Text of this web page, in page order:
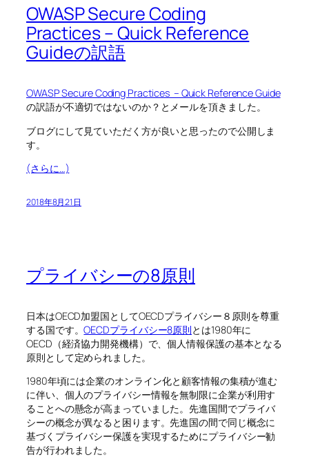
OWASP Secure Coding
Practices – Quick Reference
Guideの訳語
OWASP Secure Coding Practices – Quick Reference Guide
の訳語が不適切ではないのか？とメールを頂きました。
ブログにして見ていただく方が良いと思ったので公開しま
す。
(さらに…)
2018年8月21日
プライバシーの8原則
日本はOECD加盟国としてOECDプライバシー８原則を尊重
する国です。OECDプライバシー8原則とは1980年に
OECD（経済協力開発機構）で、個人情報保護の基本となる
原則として定められました。
1980年頃には企業のオンライン化と顧客情報の集積が進む
に伴い、個人のプライバシー情報を無制限に企業が利用す
ることへの懸念が高まっていました。先進国間でプライバ
シーの概念が異なると困ります。先進国の間で同じ概念に
基づくプライバシー保護を実現するためにプライバシー勧
告が行われました。